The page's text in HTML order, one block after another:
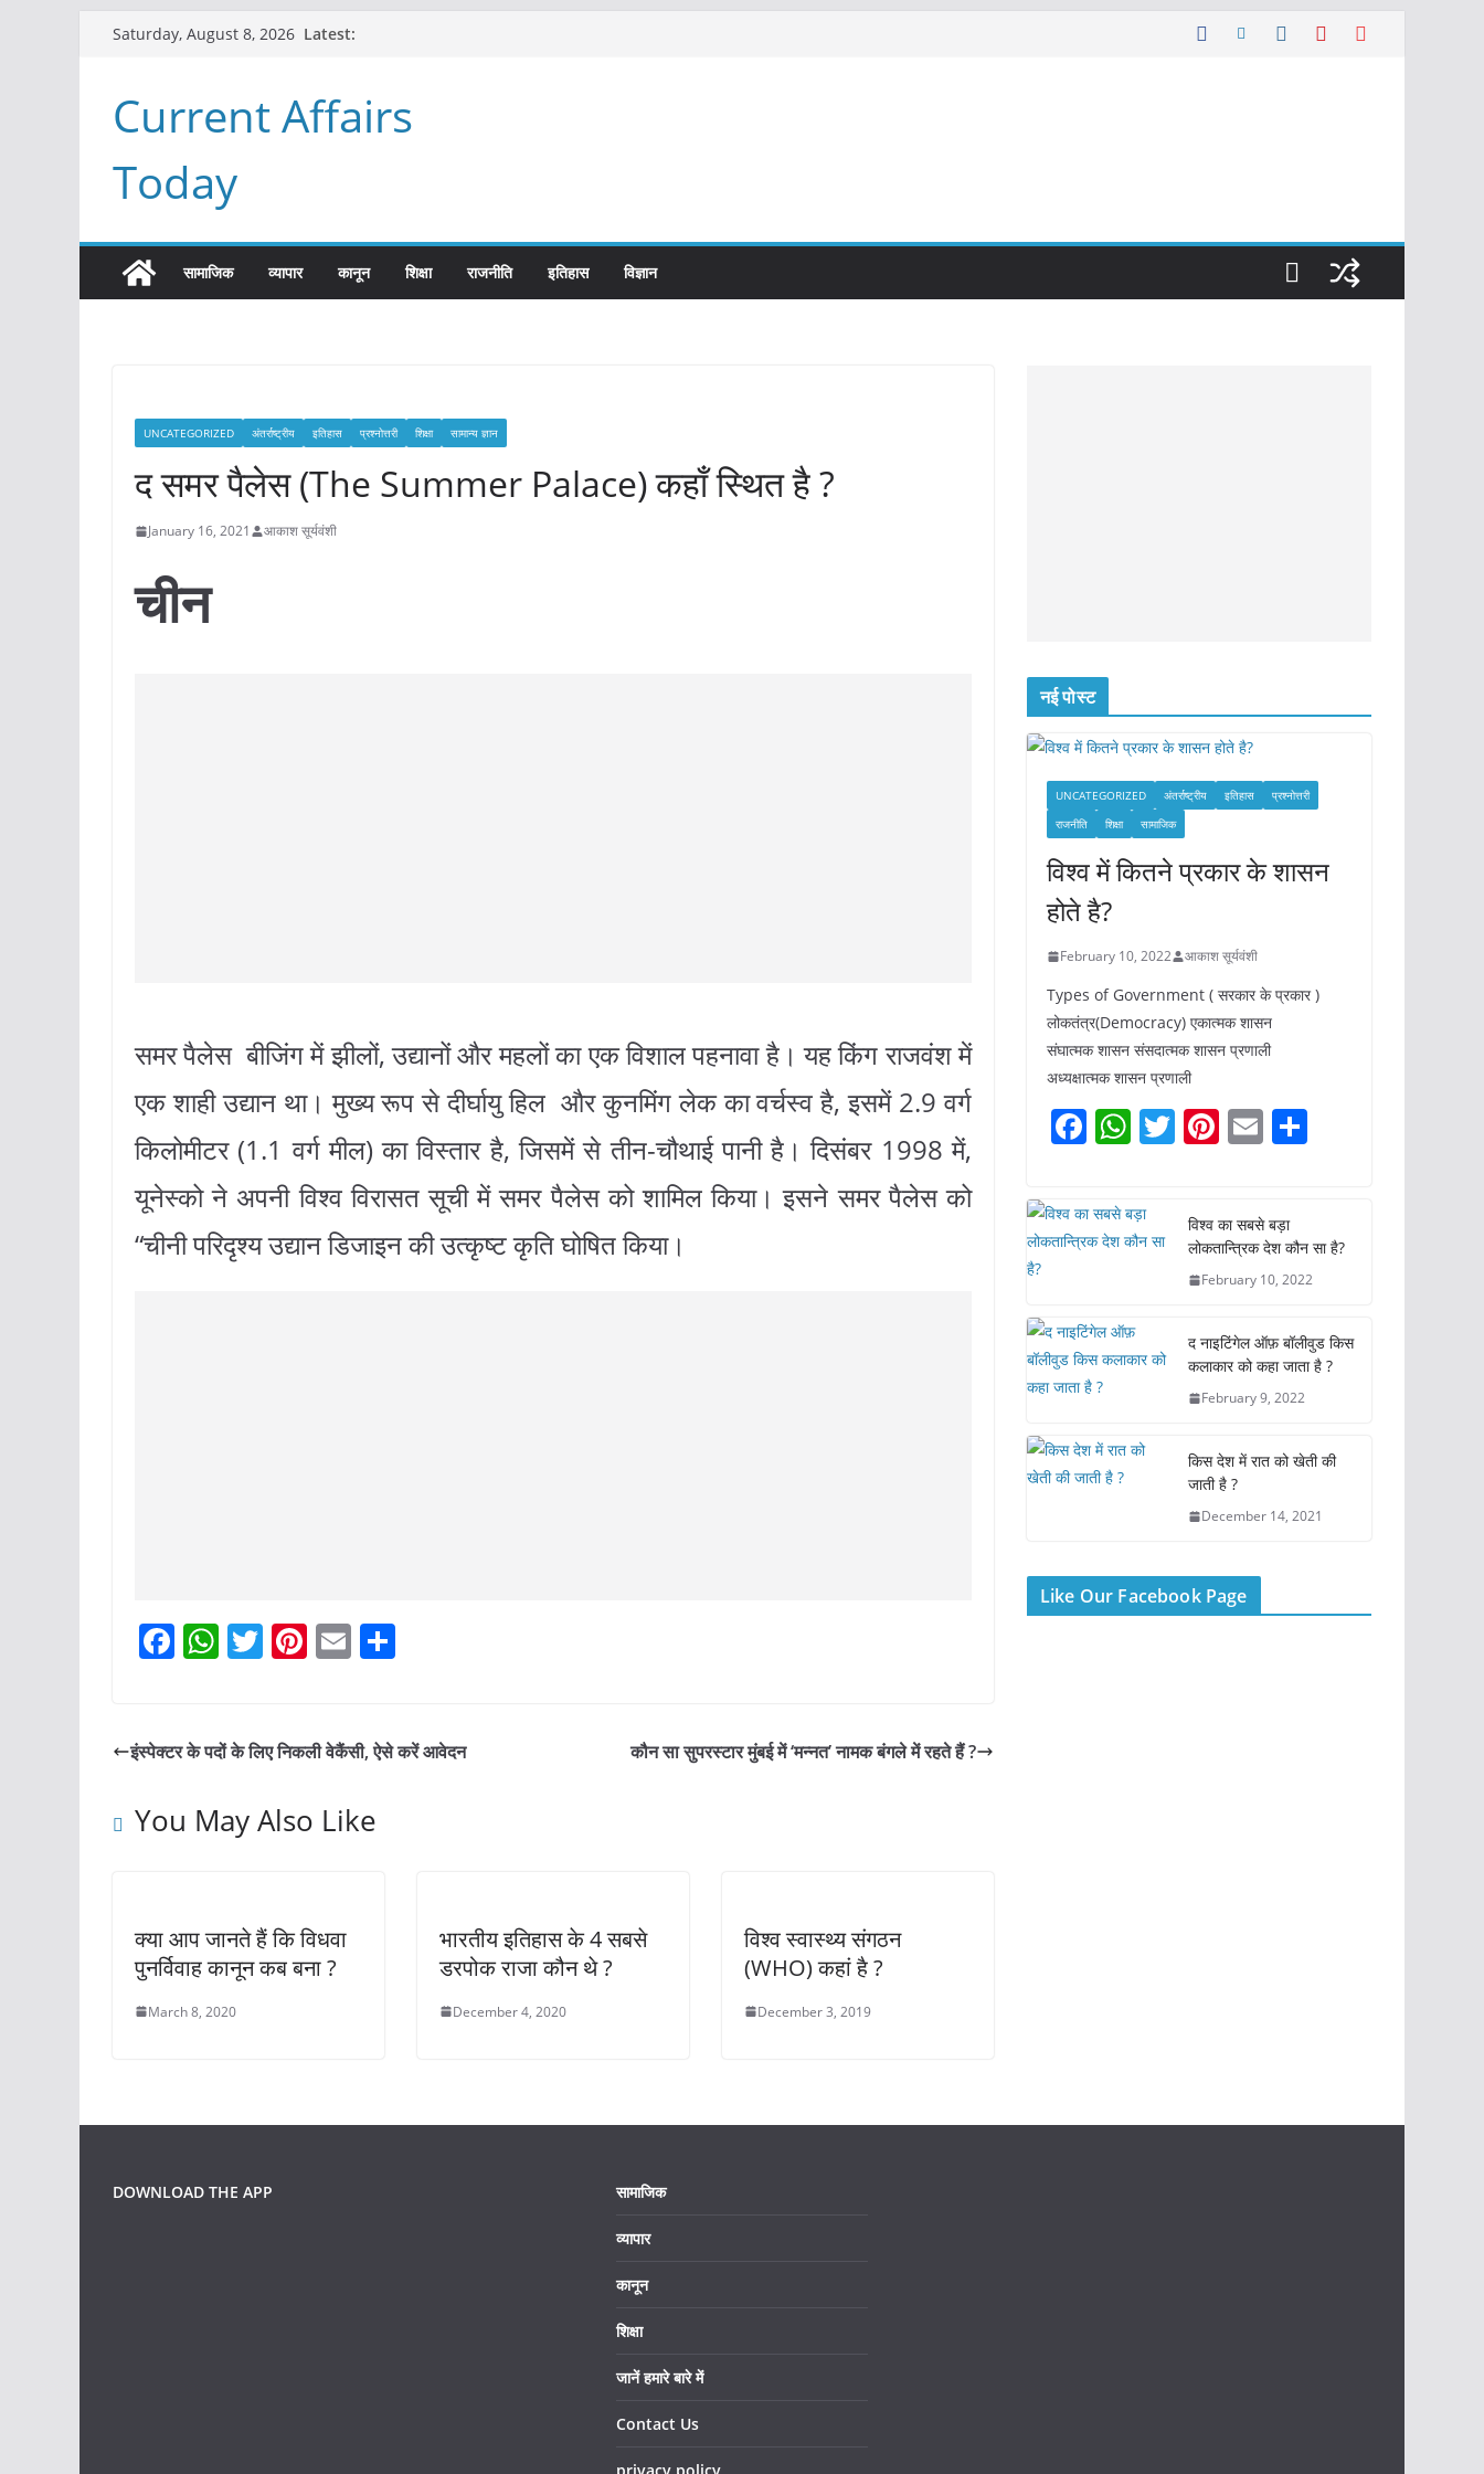
Saturday, August 8, 2026 Latest:
Current Affairs
Today
सामाजिक व्यापार कानून शिक्षा राजनीति इतिहास विज्ञान
UNCATEGORIZED अंतर्राष्ट्रीय इतिहास प्रश्नोत्तरी शिक्षा सामान्य ज्ञान
द समर पैलेस (The Summer Palace) कहाँ स्थित है ?
January 16, 2021 आकाश सूर्यवंशी
चीन
समर पैलेस बीजिंग में झीलों, उद्यानों और महलों का एक विशाल पहनावा है। यह किंग राजवंश में
एक शाही उद्यान था। मुख्य रूप से दीर्घायु हिल और कुनमिंग लेक का वर्चस्व है, इसमें 2.9 वर्ग
किलोमीटर (1.1 वर्ग मील) का विस्तार है, जिसमें से तीन-चौथाई पानी है। दिसंबर 1998 में,
यूनेस्को ने अपनी विश्व विरासत सूची में समर पैलेस को शामिल किया। इसने समर पैलेस को
“चीनी परिदृश्य उद्यान डिजाइन की उत्कृष्ट कृति घोषित किया।
F
e
o
W
s
p
p
T
er
Pi
e
E
l e
इंस्पेक्टर के पदों के लिए निकली वेकैंसी, ऐसे करें आवेदन कौन सा सुपरस्टार मुंबई में ‘मन्नत’ नामक बंगले में रहते हैं ?
You May Also Like
क्या आप जानते हैं कि विधवा
पुनर्विवाह कानून कब बना ?
March 8, 2020
भारतीय इतिहास के 4 सबसे
डरपोक राजा कौन थे ?
December 4, 2020
विश्व स्वास्थ्य संगठन
(WHO) कहां है ?
December 3, 2019
नई पोस्ट
UNCATEGORIZED अंतर्राष्ट्रीय इतिहास
प्रश्नोत्तरी
राजनीति
शिक्षा सामाजिक
विश्व में कितने प्रकार के शासन
होते है?
February 10, 2022 आकाश सूर्यवंशी
Types of Government ( सरकार के प्रकार )
लोकतंत्र(Democracy) एकात्मक शासन
संघात्मक शासन संसदात्मक शासन प्रणाली
अध्यक्षात्मक शासन प्रणाली
F
c
e
o
k
W
at
s
p
T
er
Pi
e
st
E
l e
विश्व का सबसे बड़ा
लोकतान्त्रिक देश कौन सा है?
February 10, 2022
द नाइटिंगेल ऑफ़ बॉलीवुड किस
कलाकार को कहा जाता है ?
February 9, 2022
किस देश में रात को खेती की
जाती है ?
December 14, 2021
Like Our Facebook Page
DOWNLOAD THE APP सामाजिक
व्यापार
कानून
शिक्षा
जानें हमारे बारे में
Contact Us